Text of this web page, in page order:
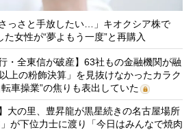
っさと手放したい…」キオクシア株で
女性が“夢よもう一度”と再購入
・全東信が破産】63社もの金融機関が融
上の粉飾決算」を見抜けなかったカラク
車操業”の焦りも表出していた
大の里、豊昇龍が黒星続きの名古屋場所
が下位力士に渡り「今日はみんなで焼肉